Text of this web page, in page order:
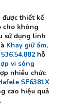
được thiết kế
cho không
sử dụng linh
Khay giữ ấm,
hỗ
vi sóng
nhiều chức
SF6381X
cao hiệu quả